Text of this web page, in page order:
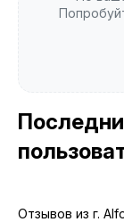
Отзывов из г.